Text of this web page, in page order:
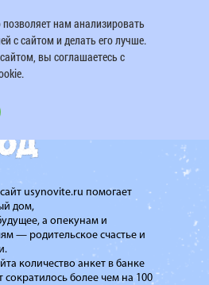
usynovite.ru помогает
дом,
а опекунам и
— родительское счастье и
количество анкет в банке
сократилось более чем на 100
нам анализировать
с сайтом и делать его лучше.
вы соглашаетесь с